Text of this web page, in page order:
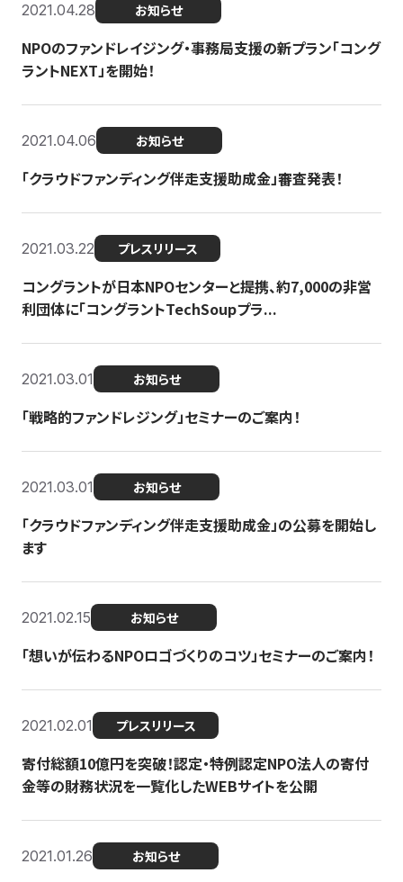
2021.04.28 お知らせ
NPOのファンドレイジング・事務局支援の新プラン「コング
ラントNEXT」を開始！
2021.04.06 お知らせ
「クラウドファンディング伴走支援助成金」審査発表！
2021.03.22 プレスリリース
コングラントが日本NPOセンターと提携、約7,000の非営
利団体に「コングラントTechSoupプラ...
2021.03.01 お知らせ
「戦略的ファンドレジング」セミナーのご案内！
2021.03.01 お知らせ
「クラウドファンディング伴走支援助成金」の公募を開始し
ます
2021.02.15 お知らせ
「想いが伝わるNPOロゴづくりのコツ」セミナーのご案内！
2021.02.01 プレスリリース
寄付総額10億円を突破！認定・特例認定NPO法人の寄付
金等の財務状況を一覧化したWEBサイトを公開
2021.01.26 お知らせ